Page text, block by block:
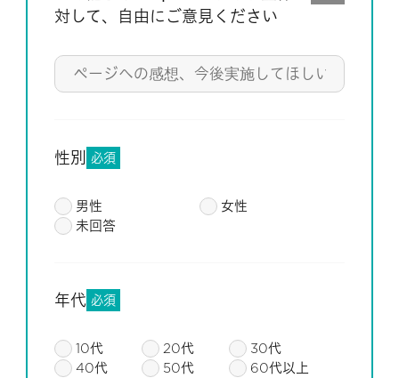
対して、自由にご意見ください
性別 必須
男性
女性
未回答
年代 必須
10代 20代
30代
40代
50代 60代以上